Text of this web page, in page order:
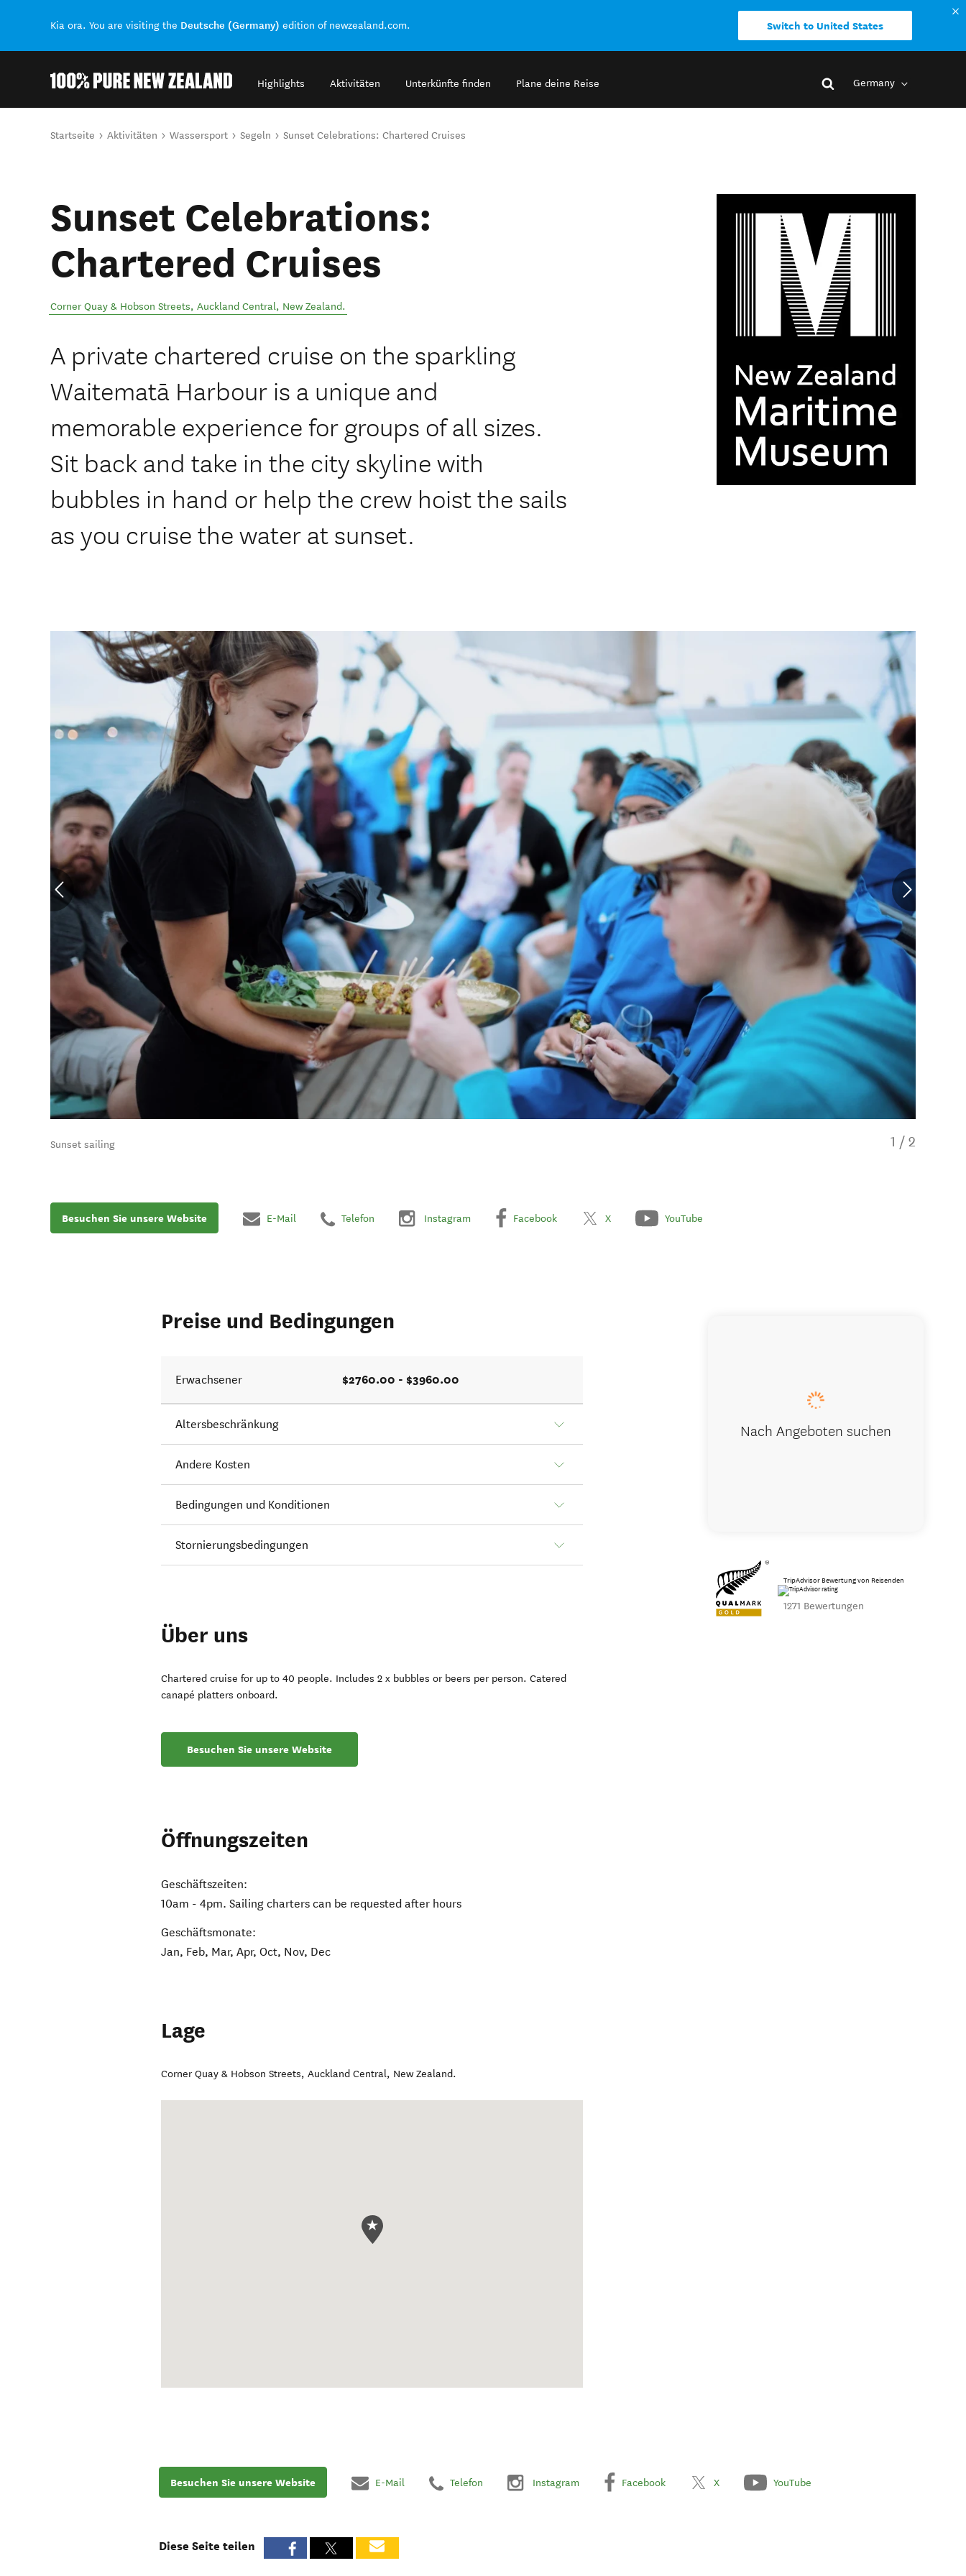
Kia ora. You are visiting the Deutsche (Germany) edition of newzealand.com. Switch to United States
Highlights Aktivitäten Unterkünfte finden Plane deine Reise Germany
Sie sind hier
Startseite Aktivitäten Wassersport Segeln Sunset Celebrations: Chartered Cruises
Sunset Celebrations:
Chartered Cruises
Corner Quay & Hobson Streets, Auckland Central, New Zealand.
A private chartered cruise on the sparkling
Waitematā Harbour is a unique and
memorable experience for groups of all sizes.
Sit back and take in the city skyline with
bubbles in hand or help the crew hoist the sails
as you cruise the water at sunset.
Sunset sailing 1 / 2
Besuchen Sie unsere Website E-Mail Telefon Instagram Facebook X YouTube
Preise und Bedingungen
Erwachsener $2760.00 - $3960.00
Altersbeschränkung
Andere Kosten
Bedingungen und Konditionen
Stornierungsbedingungen
Über uns
Chartered cruise for up to 40 people. Includes 2 x bubbles or beers per person. Catered
canapé platters onboard.
Besuchen Sie unsere Website
Öffnungszeiten
Geschäftszeiten:
10am - 4pm. Sailing charters can be requested after hours
Geschäftsmonate:
Jan, Feb, Mar, Apr, Oct, Nov, Dec
Lage
Corner Quay & Hobson Streets,Auckland Central, New Zealand.
Nach Angeboten suchen
TripAdvisor Bewertung von Reisenden
1271 Bewertungen
Besuchen Sie unsere Website E-Mail Telefon Instagram Facebook X YouTube
Diese Seite teilen